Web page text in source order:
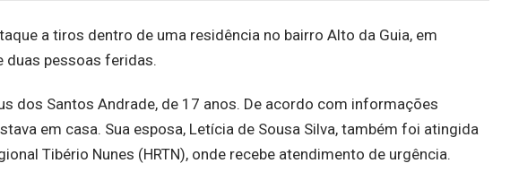
a tiros dentro de uma residência no bairro Alto da Guia, em
duas pessoas feridas.
dos Santos Andrade, de 17 anos. De acordo com informações
em casa. Sua esposa, Letícia de Sousa Silva, também foi atingida
Tibério Nunes (HRTN), onde recebe atendimento de urgência.